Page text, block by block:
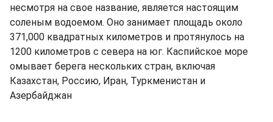
несмотря на свое название, является настоящим
соленым водоемом. Оно занимает площадь около
371,000 квадратных километров и протянулось на
1200 километров с севера на юг. Каспийское море
омывает берега нескольких стран, включая
Казахстан, Россию, Иран, Туркменистан и
Азербайджан